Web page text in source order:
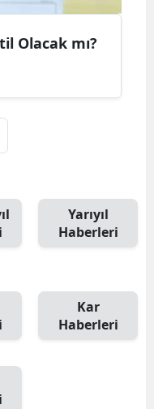
Olacak mı?
Yarıyıl
Haberleri
Kar
Haberleri